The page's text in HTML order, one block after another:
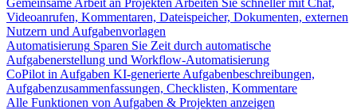
Gemeinsame Arbeit an Projekten Arbeiten Sie schneller mit Chat,
Videoanrufen, Kommentaren, Dateispeicher, Dokumenten, externen
Nutzern und Aufgabenvorlagen
Automatisierung Sparen Sie Zeit durch automatische
Aufgabenerstellung und Workflow-Automatisierung
CoPilot in Aufgaben KI-generierte Aufgabenbeschreibungen,
Aufgabenzusammenfassungen, Checklisten, Kommentare
Alle Funktionen von Aufgaben & Projekten anzeigen